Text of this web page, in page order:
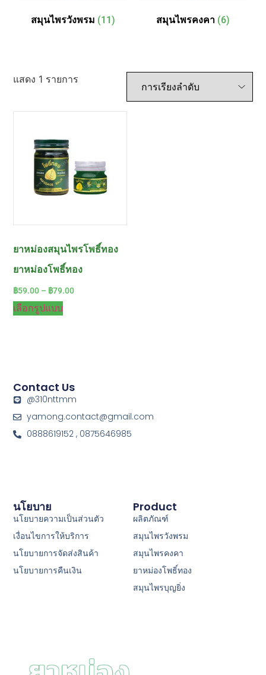
สมุนไพรวังพรม (11) สมุนไพรคงคา (6)
แสดง 1 รายการ
ยาหม่องสมุนไพรโพธิ์ทอง
ยาหม่องโพธิ์ทอง
฿59.00 – ฿79.00
เลือกรูปแบบ
Product
ผลิตภัณฑ์
สมุนไพรวังพรม
สมุนไพรคงคา
ยาหม่องโพธิ์ทอง
สมุนไพรบุญยิ่ง
นโยบาย
นโยบายความเป็นส่วนตัว
เงื่อนไขการให้บริการ
นโยบายการจัดส่งสินค้า
นโยบายการคืนเงิน
Contact Us
@310nttmm
yamong.contact@gmail.com
0888619152 , 0875646985